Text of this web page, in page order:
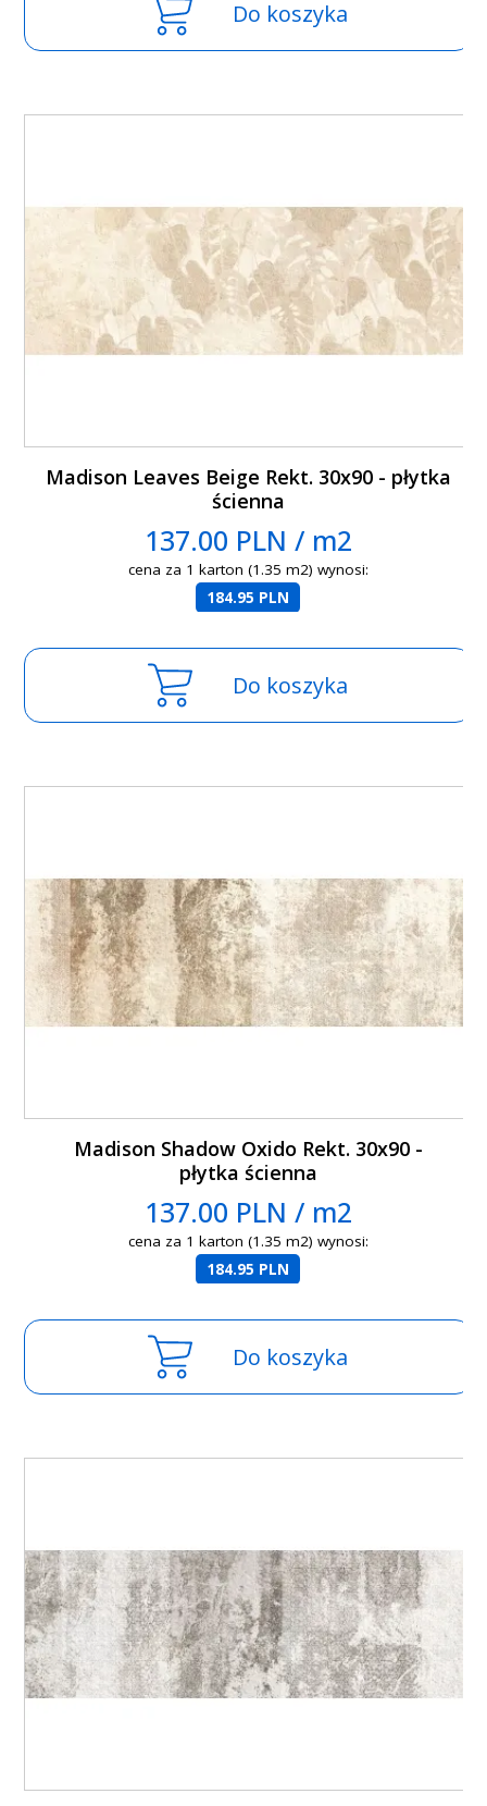
Do koszyka
Madison Leaves Beige Rekt. 30x90 - płytka
ścienna
137.00 PLN / m2
cena za 1 karton (1.35 m2) wynosi:
184.95 PLN
Do koszyka
Madison Shadow Oxido Rekt. 30x90 -
płytka ścienna
137.00 PLN / m2
cena za 1 karton (1.35 m2) wynosi:
184.95 PLN
Do koszyka